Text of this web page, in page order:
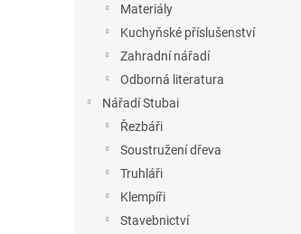
Materiály
Kuchyňské příslušenství
Zahradní nářadí
Odborná literatura
Nářadí Stubai
Řezbáři
Soustružení dřeva
Truhláři
Klempíři
Stavebnictví